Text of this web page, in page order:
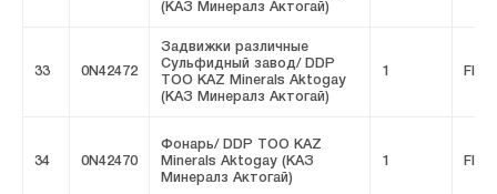
(КАЗ Минералз Актогай)
33 0N42472
Задвижки различные
Сульфидный завод/ DDP
ТОО KAZ Minerals Aktogay
(КАЗ Минералз Актогай)
1 FIVE
34 0N42470
Фонарь/ DDP ТОО KAZ
Minerals Aktogay (КАЗ
Минералз Актогай)
1 FIVE